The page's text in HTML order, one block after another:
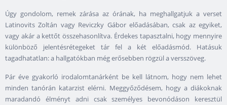
Úgy gondolom, remek zárása az órának, ha meghallgatjuk a verset
Latinovits Zoltán vagy Reviczky Gábor előadásában, csak az egyiket,
vagy akár a kettőt összehasonlítva. Érdekes tapasztalni, hogy mennyire
különböző jelentésrétegeket tár fel a két előadásmód. Hatásuk
tagadhatatlan: a hallgatókban még erősebben rögzül a versszöveg.
Pár éve gyakorló irodalomtanárként be kell látnom, hogy nem lehet
minden tanórán katarzist elérni. Meggyőződésem, hogy a diákoknak
maradandó élményt adni csak személyes bevonódáson keresztül